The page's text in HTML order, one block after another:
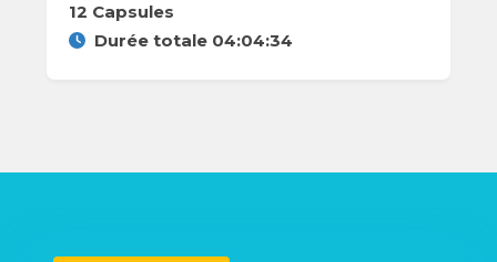
12 Capsules
Durée totale 04:04:34